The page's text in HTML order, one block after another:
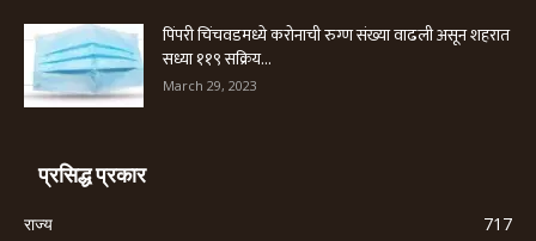
पिंपरी चिंचवडमध्ये करोनाची रुग्ण संख्या वाढली असून शहरात
सध्या ११९ सक्रिय...
March 29, 2023
प्रसिद्ध प्रकार
राज्य
717